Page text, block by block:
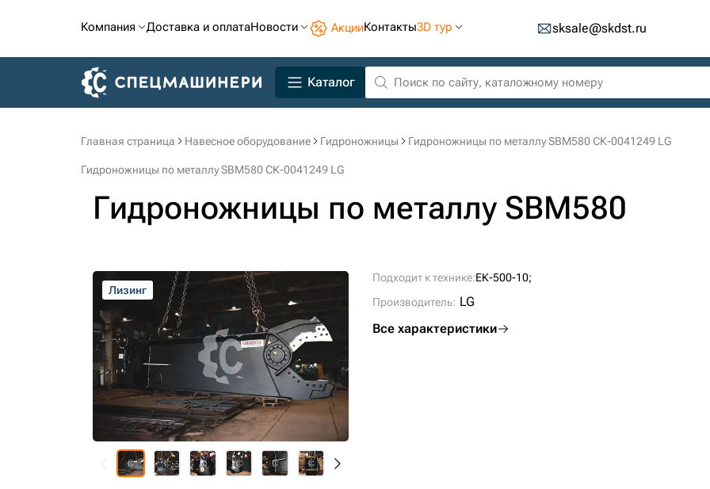
Компания Доставка и оплатаНовости АкцииКонтакты3D тур sksale@skdst.ru
Каталог
Главная страница Навесное оборудование Гидроножницы Гидроножницы по металлу SBM580 СК-0041249 LG
Гидроножницы по металлу SBM580 СК-0041249 LG
Гидроножницы по металлу SBM580
Лизинг
Лизинг
Лизинг
Лизинг
Лизинг
Лизинг
Подходит к технике:ЕК-500-10;
Производитель: LG
Все характеристики